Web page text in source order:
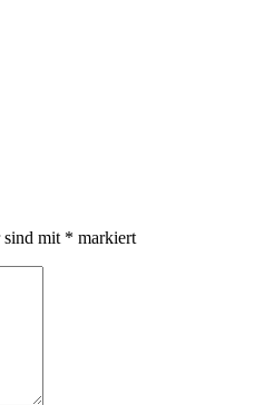
sind mit * markiert